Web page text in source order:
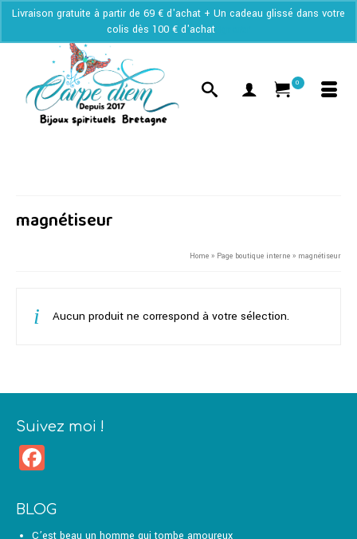
Livraison gratuite à partir de 69 € d'achat + Un cadeau glissé dans votre
colis dès 100 € d'achat
0
magnétiseur
Home » Page boutique interne » magnétiseur
Aucun produit ne correspond à votre sélection.
Suivez moi !
BLOG
C’est beau un homme qui tombe amoureux